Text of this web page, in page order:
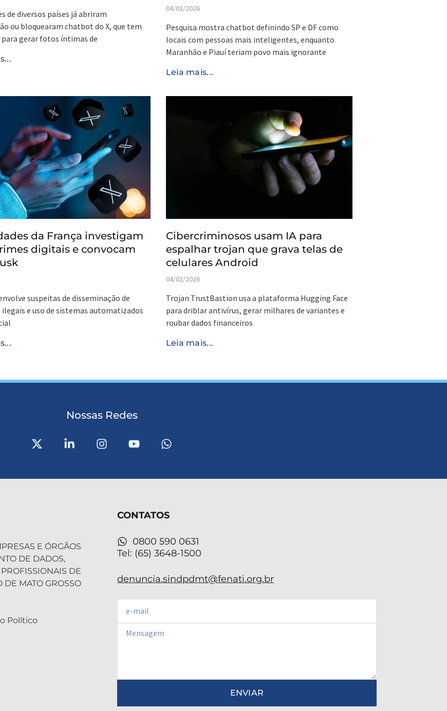
de diversos países já abriram
ou bloquearam chatbot do X, que tem
para gerar fotos íntimas de
04/02/2026
Pesquisa mostra chatbot definindo SP e DF como
locais com pessoas mais inteligentes, enquanto
Maranhão e Piauí teriam povo mais ignorante
Leia mais...
da França investigam
digitais e convocam
suspeitas de disseminação de
e uso de sistemas automatizados
Cibercriminosos usam IA para
espalhar trojan que grava telas de
celulares Android
04/02/2026
Trojan TrustBastion usa a plataforma Hugging Face
para driblar antivírus, gerar milhares de variantes e
roubar dados financeiros
Leia mais...
Nossas Redes
X
-
L
i
i
n
I
n
Y
o
W
h
p
E ÓRGÃOS
DE DADOS,
DE
DE MATO GROSSO
Político
CONTATOS
0800 590 0631
Tel: (65) 3648-1500
denuncia.sindpdmt@fenati.org.br
Email
ENVIAR